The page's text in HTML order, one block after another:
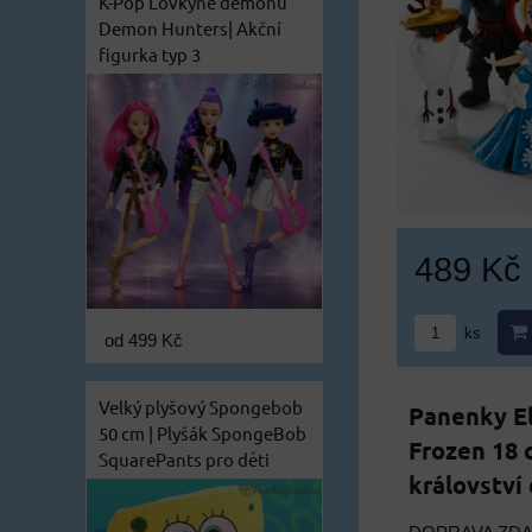
489 Kč
ks
Panenky
Frozen 18
království
Demon Hunters| Akční
figurka typ 3
od 499 Kč
Velký plyšový Spongebob
50 cm | Plyšák SpongeBob
SquarePants pro děti